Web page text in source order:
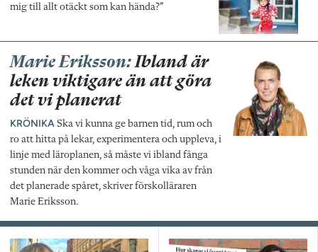
mig till allt otäckt som kan hända?”
Marie Eriksson:Ibland är
leken viktigare än att göra
det vi planerat
KRÖNIKA Ska vi kunna ge barnen tid, rum och
ro att hitta på lekar, experimentera och uppleva, i
linje med läroplanen, så måste vi ibland fånga
stunden när den kommer och våga vika av från
det planerade spåret, skriver förskolläraren
Marie Eriksson.